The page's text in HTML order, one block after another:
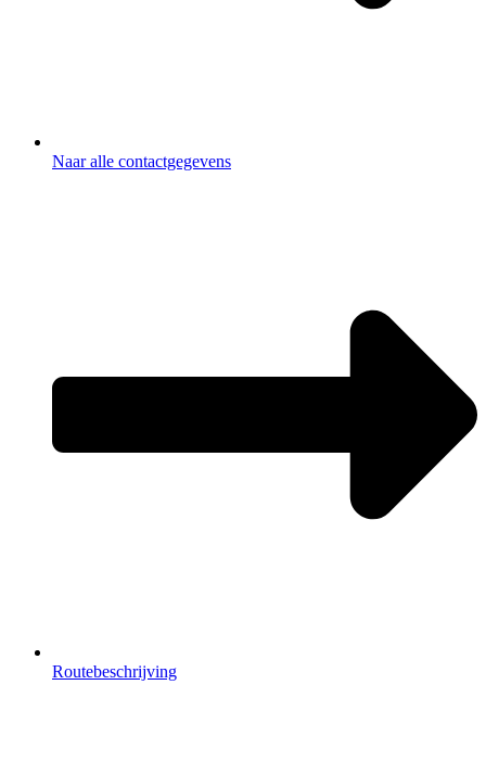
Naar alle contactgegevens
Routebeschrijving